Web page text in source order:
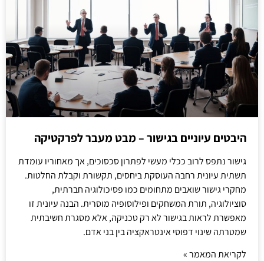
היבטים עיוניים בגישור – מבט מעבר לפרקטיקה
גישור נתפס לרוב ככלי מעשי לפתרון סכסוכים, אך מאחוריו עומדת
תשתית עיונית רחבה העוסקת ביחסים, תקשורת וקבלת החלטות.
מחקרי גישור שואבים מתחומים כמו פסיכולוגיה חברתית,
סוציולוגיה, תורת המשחקים ופילוסופיה מוסרית. הבנה עיונית זו
מאפשרת לראות בגישור לא רק טכניקה, אלא מסגרת חשיבתית
שמטרתה שינוי דפוסי אינטראקציה בין בני אדם.
לקריאת המאמר »